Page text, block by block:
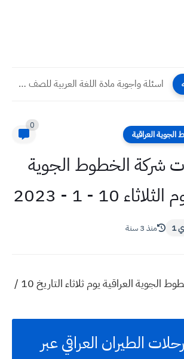
اسئلة واجوبة مادة اللغة العربية للصف الرابع الاعدادي الاسبوع الثاني...
العراقية
0
شركة الخطوط الجوية
10 - 1 - 2023
1 منذ 3 سنة
جدول الرحلات الخطوط الجوية العراقية يوم ثلاثاء التاريخ 10 /
الطيران العراقي عبر